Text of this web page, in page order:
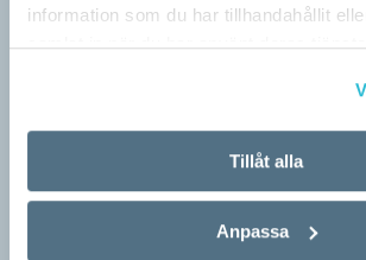
information som du har tillhandahållit
samlat in när du har använt deras
Tillåt alla
Anpassa
Pressmeddelande: Hjovisst
– Vinnarna visar att lyckade ordvitsar alltid